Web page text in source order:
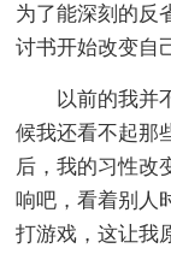
为了能深刻的反
讨书开始改变自
以前的我并
候我还看不起那
后，我的习性改
响吧，看着别人
打游戏，这让我